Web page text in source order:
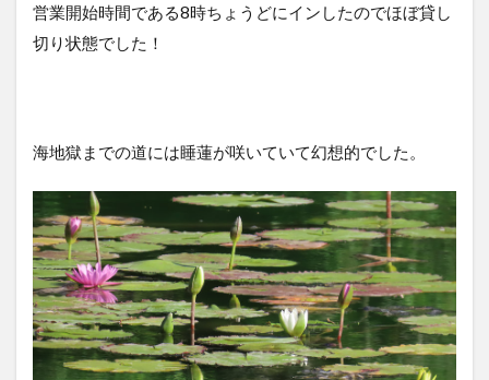
営業開始時間である8時ちょうどにインしたのでほぼ貸し
切り状態でした！
海地獄までの道には睡蓮が咲いていて幻想的でした。